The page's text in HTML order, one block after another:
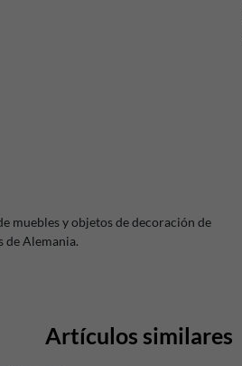
muebles y objetos de decoración de
de Alemania.
Artículos similares